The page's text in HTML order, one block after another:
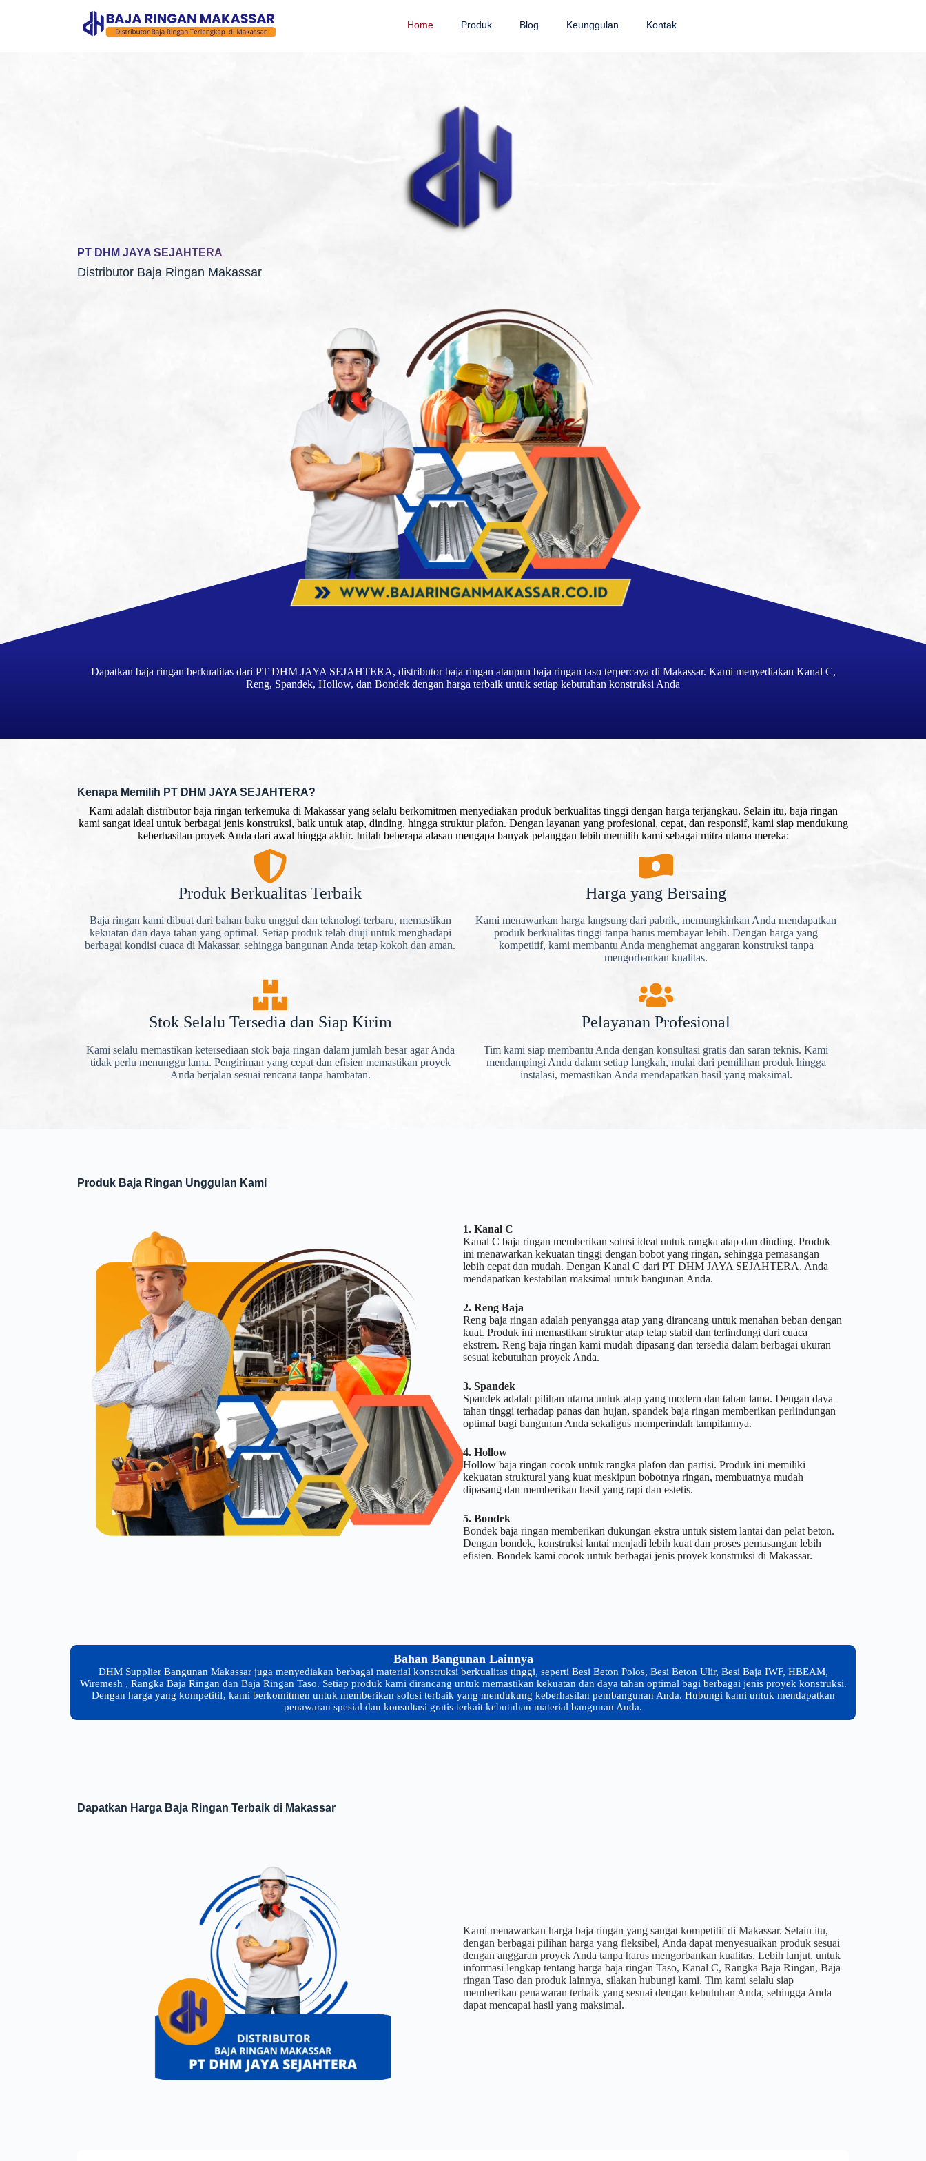
Home Produk Blog Keunggulan Kontak
PT DHM JAYA SEJAHTERA
Distributor Baja Ringan Makassar
Dapatkan baja ringan berkualitas dari PT DHM JAYA SEJAHTERA, distributor baja ringan ataupun baja ringan taso terpercaya di Makassar. Kami menyediakan Kanal C,
Reng, Spandek, Hollow, dan Bondek dengan harga terbaik untuk setiap kebutuhan konstruksi Anda
Kenapa Memilih PT DHM JAYA SEJAHTERA?
Kami adalah distributor baja ringan terkemuka di Makassar yang selalu berkomitmen menyediakan produk berkualitas tinggi dengan harga terjangkau. Selain itu, baja ringan
kami sangat ideal untuk berbagai jenis konstruksi, baik untuk atap, dinding, hingga struktur plafon. Dengan layanan yang profesional, cepat, dan responsif, kami siap mendukung
keberhasilan proyek Anda dari awal hingga akhir. Inilah beberapa alasan mengapa banyak pelanggan lebih memilih kami sebagai mitra utama mereka:
Produk Berkualitas Terbaik
Baja ringan kami dibuat dari bahan baku unggul dan teknologi terbaru, memastikan
kekuatan dan daya tahan yang optimal. Setiap produk telah diuji untuk menghadapi
berbagai kondisi cuaca di Makassar, sehingga bangunan Anda tetap kokoh dan aman.
Harga yang Bersaing
Kami menawarkan harga langsung dari pabrik, memungkinkan Anda mendapatkan
produk berkualitas tinggi tanpa harus membayar lebih. Dengan harga yang
kompetitif, kami membantu Anda menghemat anggaran konstruksi tanpa
mengorbankan kualitas.
Stok Selalu Tersedia dan Siap Kirim
Kami selalu memastikan ketersediaan stok baja ringan dalam jumlah besar agar Anda
tidak perlu menunggu lama. Pengiriman yang cepat dan efisien memastikan proyek
Anda berjalan sesuai rencana tanpa hambatan.
Pelayanan Profesional
Tim kami siap membantu Anda dengan konsultasi gratis dan saran teknis. Kami
mendampingi Anda dalam setiap langkah, mulai dari pemilihan produk hingga
instalasi, memastikan Anda mendapatkan hasil yang maksimal.
Produk Baja Ringan Unggulan Kami
1. Kanal C
Kanal C baja ringan memberikan solusi ideal untuk rangka atap dan dinding. Produk
ini menawarkan kekuatan tinggi dengan bobot yang ringan, sehingga pemasangan
lebih cepat dan mudah. Dengan Kanal C dari PT DHM JAYA SEJAHTERA, Anda
mendapatkan kestabilan maksimal untuk bangunan Anda.
2. Reng Baja
Reng baja ringan adalah penyangga atap yang dirancang untuk menahan beban dengan
kuat. Produk ini memastikan struktur atap tetap stabil dan terlindungi dari cuaca
ekstrem. Reng baja ringan kami mudah dipasang dan tersedia dalam berbagai ukuran
sesuai kebutuhan proyek Anda.
3. Spandek
Spandek adalah pilihan utama untuk atap yang modern dan tahan lama. Dengan daya
tahan tinggi terhadap panas dan hujan, spandek baja ringan memberikan perlindungan
optimal bagi bangunan Anda sekaligus memperindah tampilannya.
4. Hollow
Hollow baja ringan cocok untuk rangka plafon dan partisi. Produk ini memiliki
kekuatan struktural yang kuat meskipun bobotnya ringan, membuatnya mudah
dipasang dan memberikan hasil yang rapi dan estetis.
5. Bondek
Bondek baja ringan memberikan dukungan ekstra untuk sistem lantai dan pelat beton.
Dengan bondek, konstruksi lantai menjadi lebih kuat dan proses pemasangan lebih
efisien. Bondek kami cocok untuk berbagai jenis proyek konstruksi di Makassar.
Bahan Bangunan Lainnya
DHM Supplier Bangunan Makassar juga menyediakan berbagai material konstruksi berkualitas tinggi, seperti Besi Beton Polos, Besi Beton Ulir, Besi Baja IWF, HBEAM,
Wiremesh , Rangka Baja Ringan dan Baja Ringan Taso. Setiap produk kami dirancang untuk memastikan kekuatan dan daya tahan optimal bagi berbagai jenis proyek konstruksi.
Dengan harga yang kompetitif, kami berkomitmen untuk memberikan solusi terbaik yang mendukung keberhasilan pembangunan Anda. Hubungi kami untuk mendapatkan
penawaran spesial dan konsultasi gratis terkait kebutuhan material bangunan Anda.
Dapatkan Harga Baja Ringan Terbaik di Makassar
Kami menawarkan harga baja ringan yang sangat kompetitif di Makassar. Selain itu,
dengan berbagai pilihan harga yang fleksibel, Anda dapat menyesuaikan produk sesuai
dengan anggaran proyek Anda tanpa harus mengorbankan kualitas. Lebih lanjut, untuk
informasi lengkap tentang harga baja ringan Taso, Kanal C, Rangka Baja Ringan, Baja
ringan Taso dan produk lainnya, silakan hubungi kami. Tim kami selalu siap
memberikan penawaran terbaik yang sesuai dengan kebutuhan Anda, sehingga Anda
dapat mencapai hasil yang maksimal.